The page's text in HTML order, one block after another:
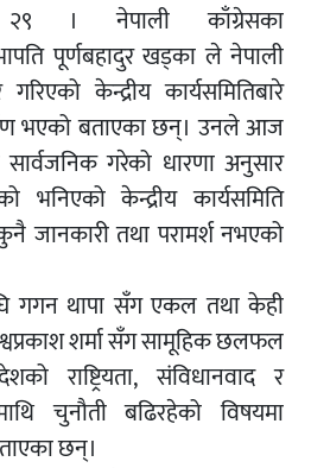
। नेपाली काँग्रेसका
पूर्णबहादुर खड्का ले नेपाली
केन्द्रीय कार्यसमितिबारे
भएको बताएका छन्। उनले आज
सार्वजनिक गरेको धारणा अनुसार
केन्द्रीय कार्यसमिति
जानकारी तथा परामर्श नभएको
गगन थापा सँग एकल तथा केही
शर्मा सँग सामूहिक छलफल
राष्ट्रियता, संविधानवाद र
चुनौती बढिरहेको विषयमा
छन्।